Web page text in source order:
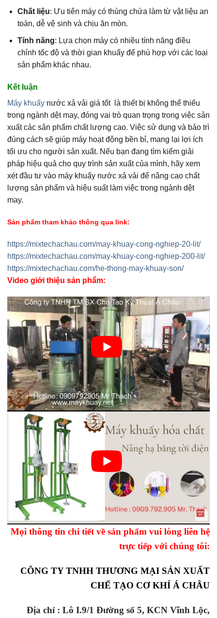
Chất liệu: Ưu tiên máy có thùng chứa làm từ vật liệu an
toàn, dễ vệ sinh và chịu ăn mòn.
Tính năng: Lựa chọn máy có nhiều tính năng điều
chỉnh tốc độ và thời gian khuấy để phù hợp với các loại
sản phẩm khác nhau.
Kết luận
Máy khuấy nước xả vải giá tốt là thiết bị không thể thiếu
trong ngành dệt may, đóng vai trò quan trọng trong việc sản
xuất các sản phẩm chất lượng cao. Việc sử dụng và bảo trì
đúng cách sẽ giúp máy hoạt động bền bỉ, mang lại lợi ích
tối ưu cho người sản xuất. Nếu bạn đang tìm kiếm giải
pháp hiệu quả cho quy trình sản xuất của mình, hãy xem
xét đầu tư vào máy khuấy nước xả vải để nâng cao chất
lượng sản phẩm và hiệu suất làm việc trong ngành dệt
may.
Sản phẩm tham khảo thông qua link:
https://mixtechachau.com/may-khuay-cong-nghiep-20-lit/
https://mixtechachau.com/may-khuay-cong-nghiep-200-lit/
https://mixtechachau.com/he-thong-may-khuay-son/
Video giới thiệu sản phẩm:
Mọi thông tin chi tiết về sản phẩm vui lòng liên hệ
trực tiếp với chúng tôi:
CÔNG TY TNHH THƯƠNG MẠI SẢN XUẤT
CHẾ TẠO CƠ KHÍ Á CHÂU
Địa chỉ : Lô I.9/1 Đường số 5, KCN Vĩnh Lộc,